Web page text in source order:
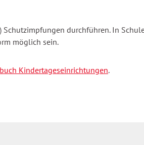
durchführen. In
möglich sein.
Kindertageseinrichtungen.